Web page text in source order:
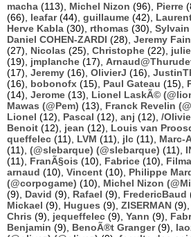
macha (113), Michel Nizon (96), Pierre
(66), leafar(44), guillaume (42),
Herve Kabla (30), rthomas (30), Sylvain
Daniel COHEN-ZARDI (28), Jeremy Fain
(27), Nicolas (25), Christophe (22),
(19), jmplanche (17),
(17), Jeremy (16), OlivierJ (16),
(16), bobonofx (15), Paul Gateau (15),
(14), Jerome (13), Lionel LaskÃ©
Mawas (@Pem) (13), Franck Revelin
Lionel (12), Pascal (12), anj (12), /
Benoit (12), jean (12), Louis van
queffelec (11), LVM (11), jlc (11), Marc-
(11), (@slebarque) (@slebarque) (11),
(11), FranÃ§ois (10), Fabrice (10),
arnaud (10), Vincent (10), Philippe
(@corpogame) (10), Michel Nizon
(9), David (9), Rafael (9), FredericBaud
Mickael (9), Hugues (9), ZISERMAN (9),
Chris (9), jequeffelec (9), Yann (9),
Benjamin (9), BenoÃ®t Granger(9),